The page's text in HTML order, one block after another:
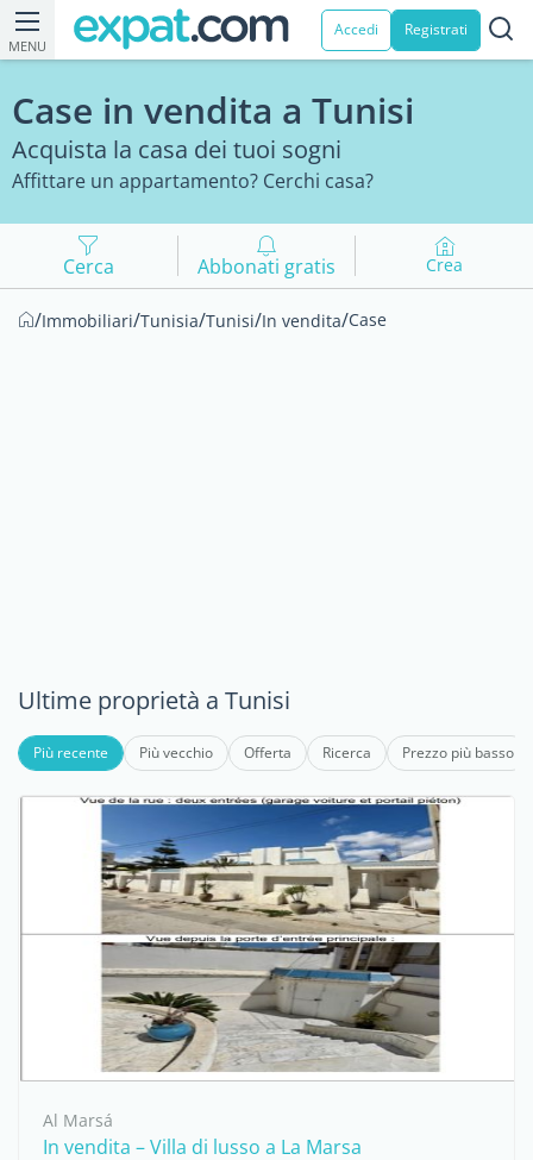
MENU
Accedi Registrati
Case in vendita a Tunisi
Acquista la casa dei tuoi sogni
Affittare un appartamento? Cerchi casa?
Cerca Abbonati gratis Crea
/Immobiliari/Tunisia/Tunisi/In vendita/Case
Ultime proprietà a Tunisi
Più recente Più vecchio Offerta Ricerca Prezzo più basso
Al Marsá
In vendita – Villa di lusso a La Marsa